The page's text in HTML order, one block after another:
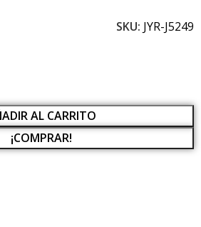
SKU: JYR-J5249
AL CARRITO
¡COMPRAR!